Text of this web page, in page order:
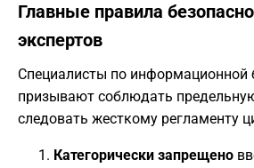
Главные правила
экспертов
Специалисты по информационной
призывают соблюдать
следовать жесткому регламенту
Категорически запрещено